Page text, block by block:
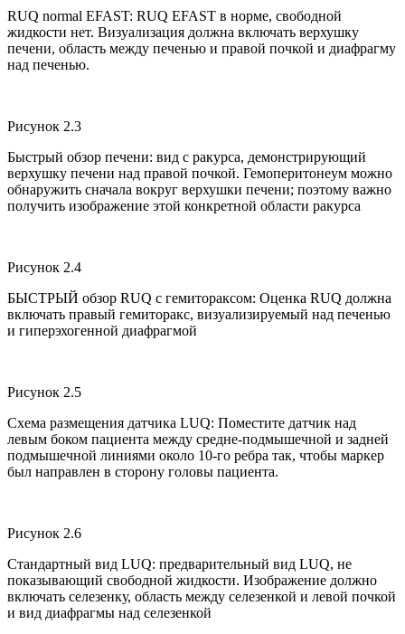
RUQ normal EFAST: RUQ EFAST в норме, свободной
жидкости нет. Визуализация должна включать верхушку
печени, область между печенью и правой почкой и диафрагму
над печенью.
Рисунок 2.3
Быстрый обзор печени: вид с ракурса, демонстрирующий
верхушку печени над правой почкой. Гемоперитонеум можно
обнаружить сначала вокруг верхушки печени; поэтому важно
получить изображение этой конкретной области ракурса
Рисунок 2.4
БЫСТРЫЙ обзор RUQ с гемитораксом: Оценка RUQ должна
включать правый гемиторакс, визуализируемый над печенью
и гиперэхогенной диафрагмой
Рисунок 2.5
Схема размещения датчика LUQ: Поместите датчик над
левым боком пациента между средне-подмышечной и задней
подмышечной линиями около 10-го ребра так, чтобы маркер
был направлен в сторону головы пациента.
Рисунок 2.6
Стандартный вид LUQ: предварительный вид LUQ, не
показывающий свободной жидкости. Изображение должно
включать селезенку, область между селезенкой и левой почкой
и вид диафрагмы над селезенкой